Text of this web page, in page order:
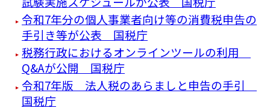
令和7年分の個人事業者向け等の消費税申告の
手引き等が公表 国税庁
税務行政におけるオンラインツールの利用
Q&Aが公開 国税庁
令和7年版 法人税のあらましと申告の手引
国税庁